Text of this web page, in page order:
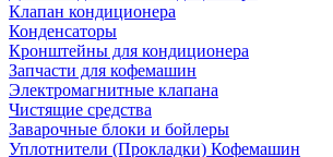
Клапан кондиционера
Конденсаторы
Кронштейны для кондиционера
Запчасти для кофемашин
Электромагнитные клапана
Чистящие средства
Заварочные блоки и бойлеры
Уплотнители (Прокладки) Кофемашин